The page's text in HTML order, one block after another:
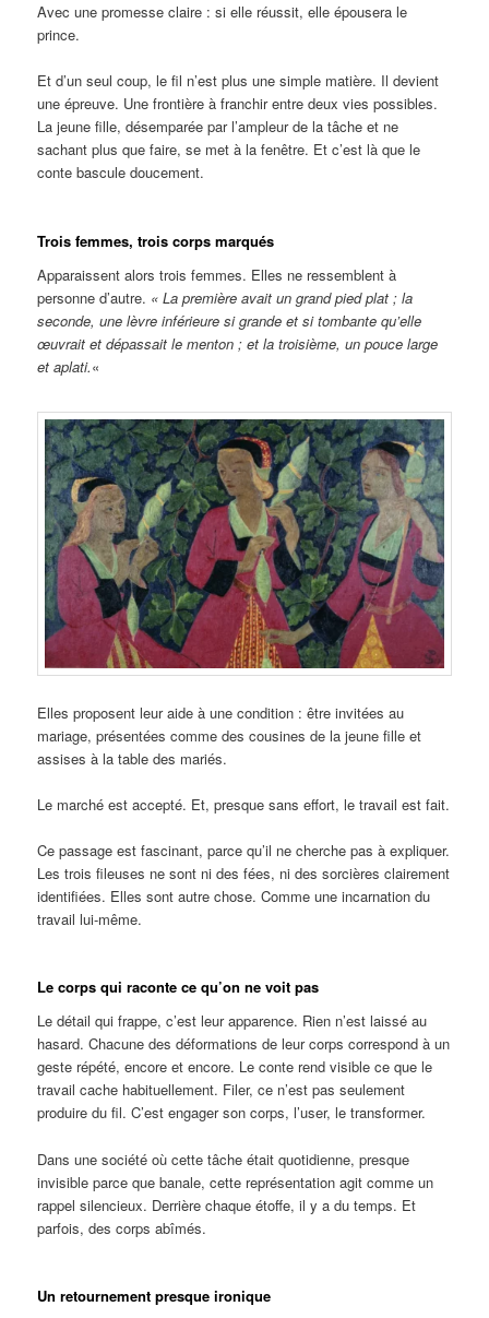
Avec une promesse claire : si elle réussit, elle épousera le
prince.
Et d’un seul coup, le fil n’est plus une simple matière. Il devient
une épreuve. Une frontière à franchir entre deux vies possibles.
La jeune fille, désemparée par l’ampleur de la tâche et ne
sachant plus que faire, se met à la fenêtre. Et c’est là que le
conte bascule doucement.
Trois femmes, trois corps marqués
Apparaissent alors trois femmes. Elles ne ressemblent à
personne d’autre. « La première avait un grand pied plat ; la
seconde, une lèvre inférieure si grande et si tombante qu’elle
œuvrait et dépassait le menton ; et la troisième, un pouce large
et aplati.«
Elles proposent leur aide à une condition : être invitées au
mariage, présentées comme des cousines de la jeune fille et
assises à la table des mariés.
Le marché est accepté. Et, presque sans effort, le travail est fait.
Ce passage est fascinant, parce qu’il ne cherche pas à expliquer.
Les trois fileuses ne sont ni des fées, ni des sorcières clairement
identifiées. Elles sont autre chose. Comme une incarnation du
travail lui-même.
Le corps qui raconte ce qu’on ne voit pas
Le détail qui frappe, c’est leur apparence. Rien n’est laissé au
hasard. Chacune des déformations de leur corps correspond à un
geste répété, encore et encore. Le conte rend visible ce que le
travail cache habituellement. Filer, ce n’est pas seulement
produire du fil. C’est engager son corps, l’user, le transformer.
Dans une société où cette tâche était quotidienne, presque
invisible parce que banale, cette représentation agit comme un
rappel silencieux. Derrière chaque étoffe, il y a du temps. Et
parfois, des corps abîmés.
Un retournement presque ironique